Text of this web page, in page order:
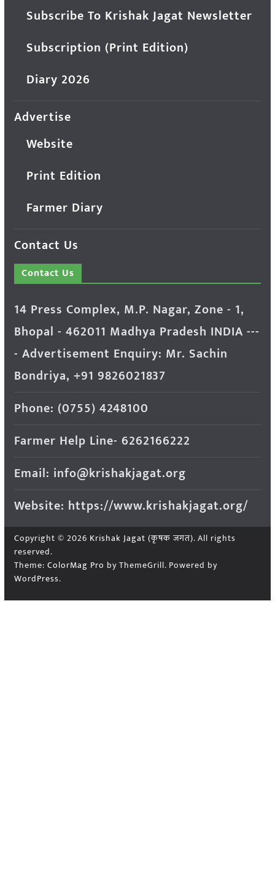
Subscribe To Krishak Jagat Newsletter
Subscription (Print Edition)
Diary 2026
Advertise
Website
Print Edition
Farmer Diary
Contact Us
Contact Us
14 Press Complex, M.P. Nagar, Zone - 1,
Bhopal - 462011 Madhya Pradesh INDIA ---
- Advertisement Enquiry: Mr. Sachin
Bondriya, +91 9826021837
Phone: (0755) 4248100
Farmer Help Line- 6262166222
Email: info@krishakjagat.org
Website: https://www.krishakjagat.org/
Copyright © 2026 Krishak Jagat (कृषक जगत). All rights
reserved.
Theme: ColorMag Pro by ThemeGrill. Powered by
WordPress.